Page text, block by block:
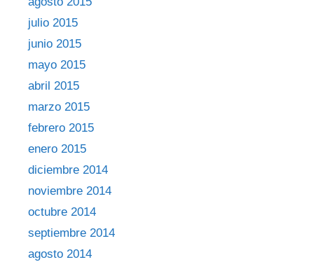
julio 2015
junio 2015
mayo 2015
abril 2015
marzo 2015
febrero 2015
enero 2015
diciembre 2014
noviembre 2014
octubre 2014
septiembre 2014
agosto 2014